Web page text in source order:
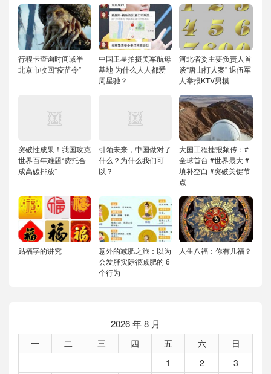
行程卡查询时间减半
北京市收回“疫苗令”
中国卫星拍摄美军航母
基地 为什么人人都爱
周星驰？
河北省委主要负责人首
谈“唐山打人案” 退伍军
人举报KTV男模
突破性成果！我国攻克
世界百年难题“费托合
成高碳排放”
引领未来，中国做对了
什么？为什么我们可
以？
大国工程捷报频传：#
全球首台 #世界最大 #
填补空白 #突破关键节
点
贴福字的讲究
意外的减肥之旅：以为
会发胖实际很减肥的 6
个行为
人生八福：你有几福？
2026 年 8 月
一 二 三 四 五 六
日
1
2
3